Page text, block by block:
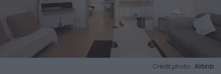
Crédit photo : Airbnb